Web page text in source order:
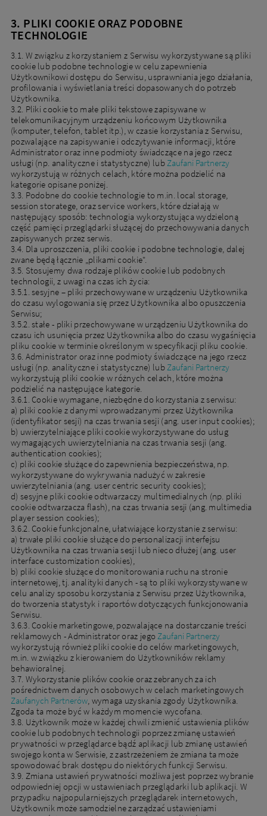
3. PLIKI COOKIE ORAZ PODOBNE
TECHNOLOGIE
3.1. W związku z korzystaniem z Serwisu wykorzystywane są pliki
cookie lub podobne technologie w celu zapewnienia
Użytkownikowi dostępu do Serwisu, usprawniania jego działania,
profilowania i wyświetlania treści dopasowanych do potrzeb
Użytkownika.
3.2. Pliki cookie to małe pliki tekstowe zapisywane w
telekomunikacyjnym urządzeniu końcowym Użytkownika
(komputer, telefon, tablet itp.), w czasie korzystania z Serwisu,
pozwalające na zapisywanie i odczytywanie informacji, które
Administrator oraz inne podmioty świadczące na jego rzecz
usługi (np. analityczne i statystyczne) lubZaufani Partnerzy
wykorzystują w różnych celach, które można podzielić na
kategorie opisane poniżej.
3.3. Podobne do cookie technologie to m.in. local storage,
session storatege, oraz service workers, które działają w
następujący sposób: technologia wykorzystująca wydzieloną
część pamięci przeglądarki służącej do przechowywania danych
zapisywanych przez serwis.
3.4. Dla uproszczenia, pliki cookie i podobne technologie, dalej
zwane będą łącznie „plikami cookie".
3.5. Stosujemy dwa rodzaje plików cookie lub podobnych
technologii, z uwagi na czas ich życia:
3.5.1. sesyjne – pliki przechowywane w urządzeniu Użytkownika
do czasu wylogowania się przez Użytkownika albo opuszczenia
Serwisu;
3.5.2. stałe - pliki przechowywane w urządzeniu Użytkownika do
czasu ich usunięcia przez Użytkownika albo do czasu wygaśnięcia
pliku cookie w terminie określonym w specyfikacji pliku cookie.
3.6. Administrator oraz inne podmioty świadczące na jego rzecz
usługi (np. analityczne i statystyczne) lubZaufani Partnerzy
wykorzystują pliki cookie w różnych celach, które można
podzielić na następujące kategorie.
3.6.1. Cookie wymagane, niezbędne do korzystania z serwisu:
a) pliki cookie z danymi wprowadzanymi przez Użytkownika
(identyfikator sesji) na czas trwania sesji (ang. user input cookies);
b) uwierzytelniające pliki cookie wykorzystywane do usług
wymagających uwierzytelniania na czas trwania sesji (ang.
authentication cookies);
c) pliki cookie służące do zapewnienia bezpieczeństwa, np.
wykorzystywane do wykrywania nadużyć w zakresie
uwierzytelniania (ang. user centric security cookies);
d) sesyjne pliki cookie odtwarzaczy multimedialnych (np. pliki
cookie odtwarzacza flash), na czas trwania sesji (ang. multimedia
player session cookies);
3.6.2. Cookie funkcjonalne, ułatwiające korzystanie z serwisu:
a) trwałe pliki cookie służące do personalizacji interfejsu
Użytkownika na czas trwania sesji lub nieco dłużej (ang. user
interface customization cookies),
b) pliki cookie służące do monitorowania ruchu na stronie
internetowej, tj. analityki danych - są to pliki wykorzystywane w
celu analizy sposobu korzystania z Serwisu przez Użytkownika,
do tworzenia statystyk i raportów dotyczących funkcjonowania
Serwisu.
3.6.3. Cookie marketingowe, pozwalające na dostarczanie treści
reklamowych - Administrator oraz jegoZaufani Partnerzy
wykorzystują również pliki cookie do celów marketingowych,
m.in. w związku z kierowaniem do Użytkowników reklamy
behawioralnej.
3.7. Wykorzystanie plików cookie oraz zebranych za ich
pośrednictwem danych osobowych w celach marketingowych
Zaufanych Partnerów, wymaga uzyskania zgody Użytkownika.
Zgoda ta może być w każdym momencie wycofana.
3.8. Użytkownik może w każdej chwili zmienić ustawienia plików
cookie lub podobnych technologii poprzez zmianę ustawień
prywatności w przeglądarce bądź aplikacji lub zmianę ustawień
swojego konta w Serwisie, z zastrzeżeniem że zmiana ta może
spowodować brak dostępu do niektórych funkcji Serwisu.
3.9. Zmiana ustawień prywatności możliwa jest poprzez wybranie
odpowiedniej opcji w ustawieniach przeglądarki lub aplikacji. W
przypadku najpopularniejszych przeglądarek internetowych,
Użytkownik może samodzielne zarządzać ustawieniami